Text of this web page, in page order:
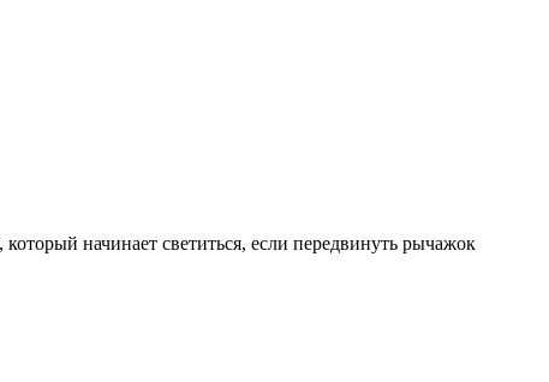
начинает светиться, если передвинуть рычажок